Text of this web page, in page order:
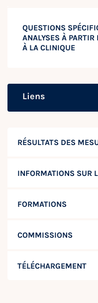
RÉSULTATS DES
INFORMATIONS SUR
FORMATIONS
COMMISSIONS
TÉLÉCHARGEMENT
QUESTIONS
ANALYSES À PARTIR
À LA CLINIQUE
Liens